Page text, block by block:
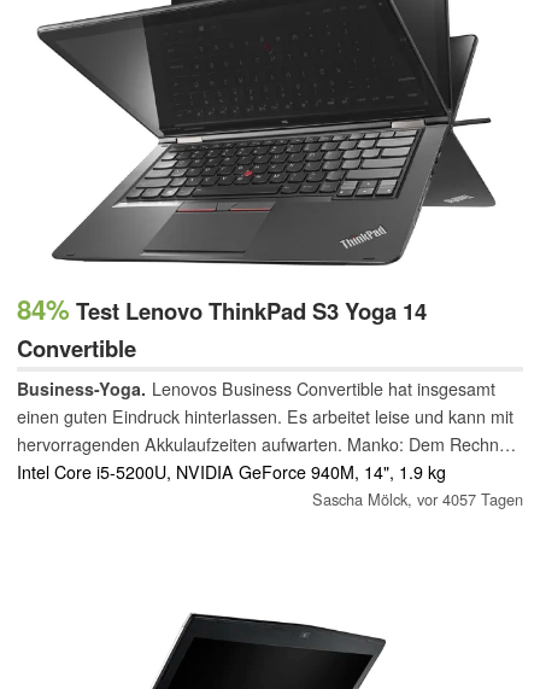
84% Test Lenovo ThinkPad S3 Yoga 14
Convertible
Business-Yoga. Lenovos Business Convertible hat insgesamt
einen guten Eindruck hinterlassen. Es arbeitet leise und kann mit
hervorragenden Akkulaufzeiten aufwarten. Manko: Dem Rechner
fehlen businesstypische Sicherheitsfunktionen.
Intel Core i5-5200U, NVIDIA GeForce 940M, 14", 1.9 kg
Sascha Mölck, vor 4057 Tagen